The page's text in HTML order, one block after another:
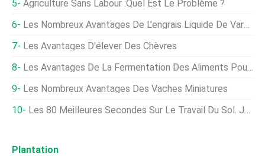
Agriculture Sans Labour :quel Est Le Problème ?
Les Nombreux Avantages De L'engrais Liquide De Varech
Les Avantages D'élever Des Chèvres
Les Avantages De La Fermentation Des Aliments Pour Poulets
Les Nombreux Avantages Des Vaches Miniatures
Les 80 Meilleures Secondes Sur Le Travail Du Sol. Jamais.
Plantation